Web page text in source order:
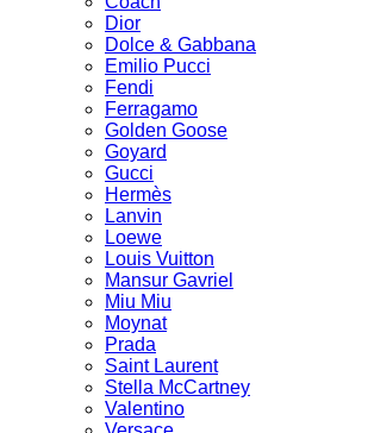
Dior
Dolce & Gabbana
Emilio Pucci
Fendi
Ferragamo
Golden Goose
Goyard
Gucci
Hermès
Lanvin
Loewe
Louis Vuitton
Mansur Gavriel
Miu Miu
Moynat
Prada
Saint Laurent
Stella McCartney
Valentino